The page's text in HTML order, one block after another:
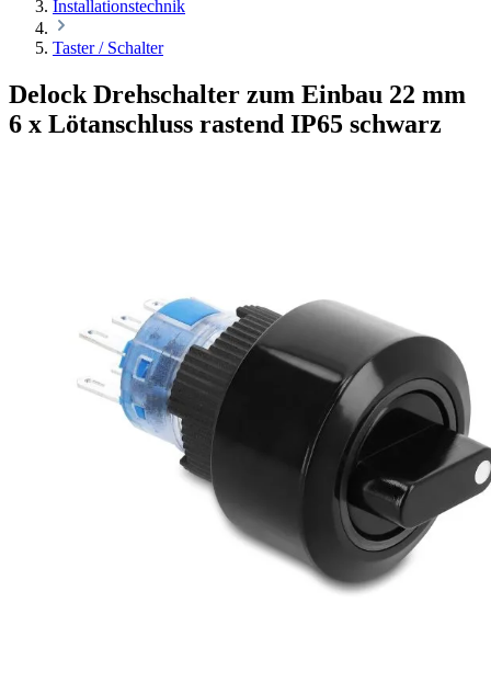
Installationstechnik
Taster / Schalter
Delock Drehschalter zum Einbau 22 mm
6 x Lötanschluss rastend IP65 schwarz